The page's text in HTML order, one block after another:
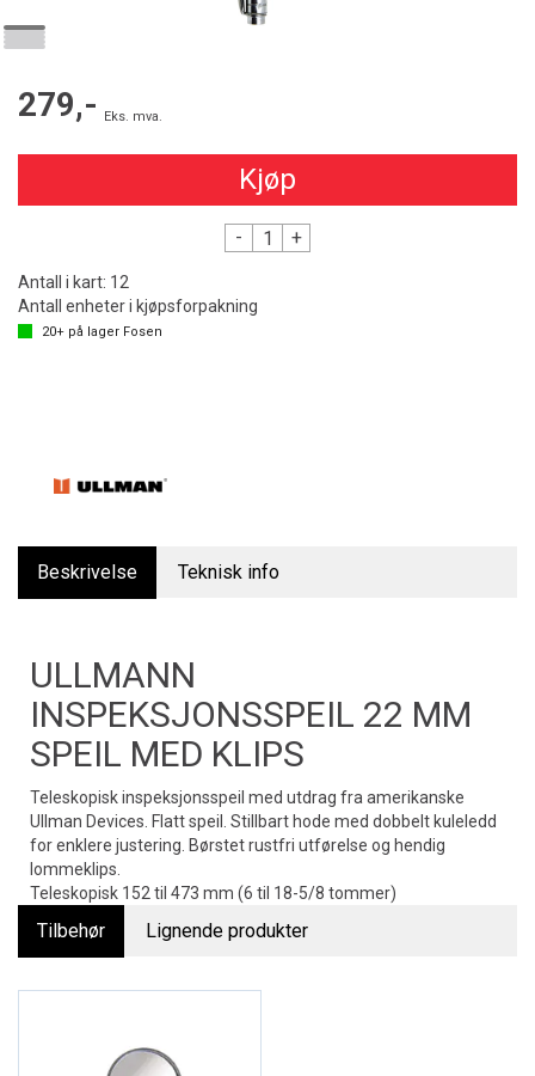
279,- Eks. mva.
Kjøp
- +
Antall i kart: 12
Antall enheter i kjøpsforpakning
20+ på lager Fosen
Beskrivelse Teknisk info
ULLMANN
INSPEKSJONSSPEIL 22 MM
SPEIL MED KLIPS
Teleskopisk inspeksjonsspeil med utdrag fra amerikanske
Ullman Devices. Flatt speil. Stillbart hode med dobbelt kuleledd
for enklere justering. Børstet rustfri utførelse og hendig
lommeklips.
Teleskopisk 152 til 473 mm (6 til 18-5/8 tommer)
Tilbehør Lignende produkter